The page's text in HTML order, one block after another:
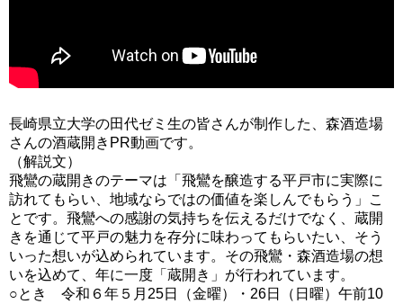
長崎県立大学の田代ゼミ生の皆さんが制作した、森酒造場
さんの酒蔵開きPR動画です。
（解説文）
飛鸞の蔵開きのテーマは「飛鸞を醸造する平戸市に実際に
訪れてもらい、地域ならではの価値を楽しんでもらう」こ
とです。飛鸞への感謝の気持ちを伝えるだけでなく、蔵開
きを通じて平戸の魅力を存分に味わってもらいたい、そう
いった想いが込められています。その飛鸞・森酒造場の想
いを込めて、年に一度「蔵開き」が行われています。
○とき 令和６年５月25日（金曜）・26日（日曜）午前10